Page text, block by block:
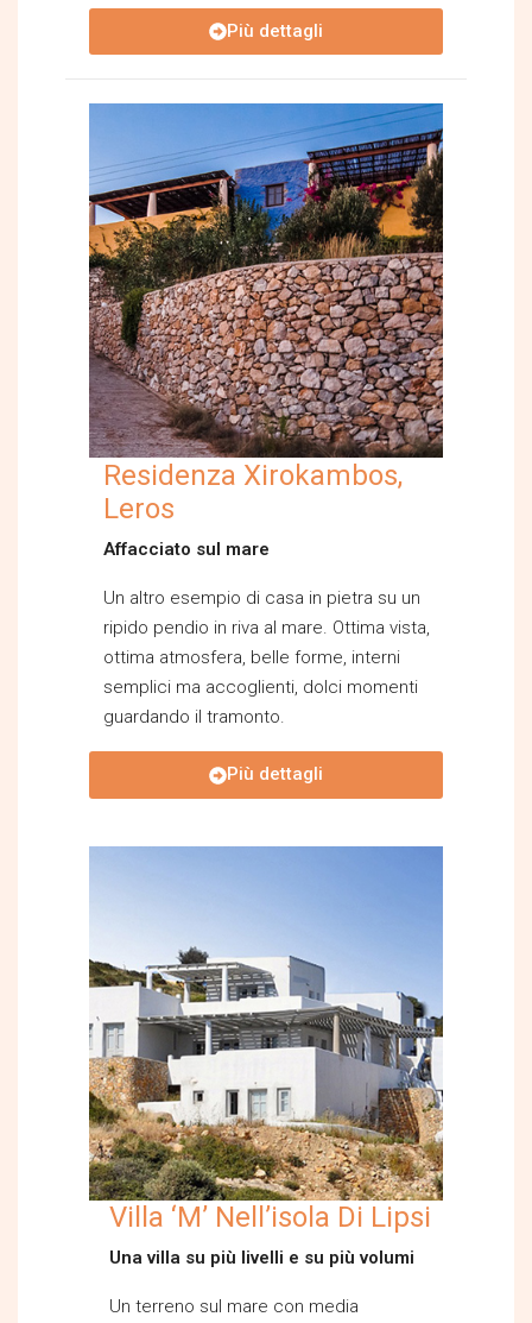
Più dettagli
Residenza Xirokambos,
Leros
Affacciato sul mare
Un altro esempio di casa in pietra su un
ripido pendio in riva al mare. Ottima vista,
ottima atmosfera, belle forme, interni
semplici ma accoglienti, dolci momenti
guardando il tramonto.
Più dettagli
Villa ‘M’ Nell’isola Di Lipsi
Una villa su più livelli e su più volumi
Un terreno sul mare con media